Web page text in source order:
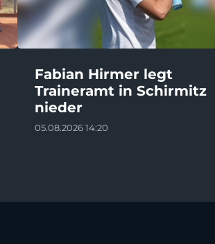
Fabian Hirmer legt
Traineramt in Schirmitz
nieder
05.08.2026 14:20